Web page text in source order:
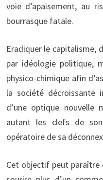
voie d’apaisement, au
bourrasque fatale.
Eradiquer le capitalisme,
par idéologie politique,
physico-chimique afin
la société décroissante
d’une optique nouvelle
autant les clefs de
opératoire de sa
Cet objectif peut